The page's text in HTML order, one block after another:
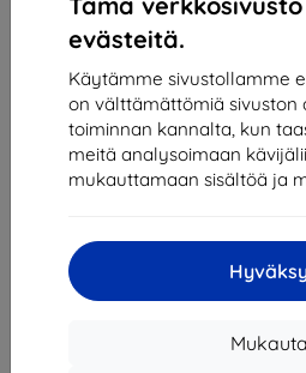
evästeitä.
Käytämme sivustollamme
on välttämättömiä sivuston
toiminnan kannalta, kun
meitä analysoimaan
mukauttamaan sisältöä ja
Mukauta
Shield-SK s.r.o.
Y-tunnus:46701494
ALV-tunnus:SK2023549671
Yhteystiedot
info@top4mobile.eu